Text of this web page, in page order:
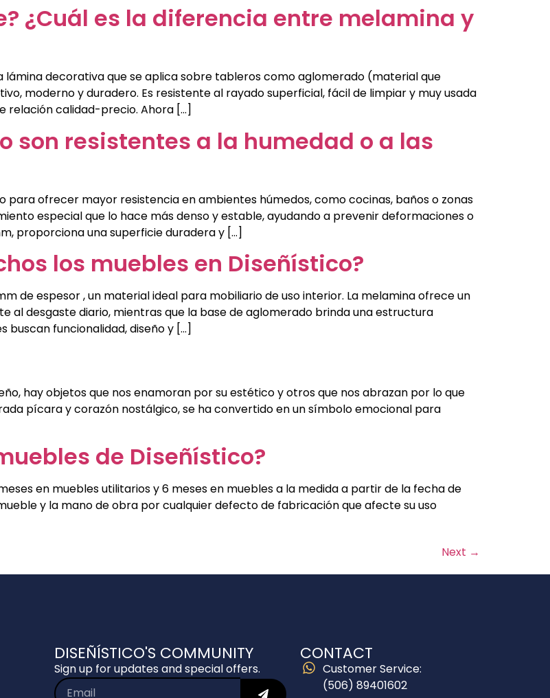
¿Cuál es la diferencia entre melamina y
lámina decorativa que se aplica sobre tableros como aglomerado (material que
moderno y duradero. Es resistente al rayado superficial, fácil de limpiar y muy usada
relación calidad-precio. Ahora […]
son resistentes a la humedad o a las
para ofrecer mayor resistencia en ambientes húmedos, como cocinas, baños o zonas
especial que lo hace más denso y estable, ayudando a prevenir deformaciones o
proporciona una superficie duradera y […]
los muebles en Diseñístico?
de espesor , un material ideal para mobiliario de uso interior. La melamina ofrece un
al desgaste diario, mientras que la base de aglomerado brinda una estructura
buscan funcionalidad, diseño y […]
hay objetos que nos enamoran por su estético y otros que nos abrazan por lo que
pícara y corazón nostálgico, se ha convertido en un símbolo emocional para
de Diseñístico?
en muebles utilitarios y 6 meses en muebles a la medida a partir de la fecha de
y la mano de obra por cualquier defecto de fabricación que afecte su uso
Next →
DISEÑÍSTICO'S COMMUNITY
Sign up for updates and special offers.
CONTACT
Customer Service:
(506) 89401602